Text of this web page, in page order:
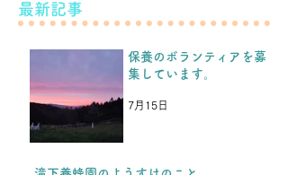
こと。
こんばんは！ 先日のブログ
などをみて、保養を続けられ
るということを、福島の子ど
もたちや保護者の方たちから
ったです。 今年の夏休み保
最新記事
保養のボランティアを募
集しています。
7月15日